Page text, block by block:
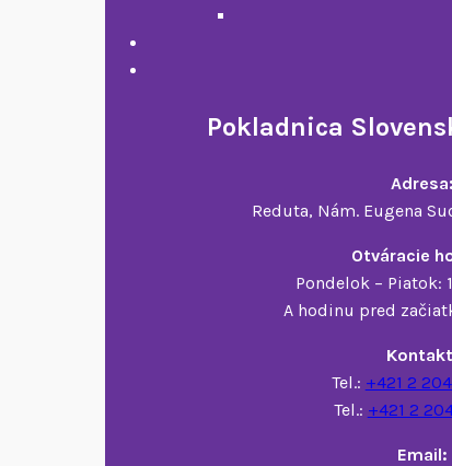
Pokladnica
Adresa:
Reduta, Nám. Eugena
Otváracie
Pondelok – Piatok:
A hodinu pred
Tel.: +421 2
Tel.: +421 2
Email: